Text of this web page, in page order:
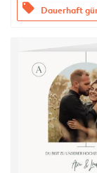
offers Dauerhaft